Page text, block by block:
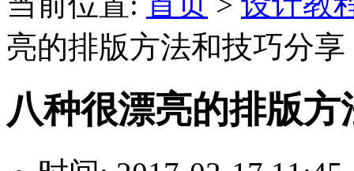
亮的排版方法和技巧分享
八种很漂亮的排版